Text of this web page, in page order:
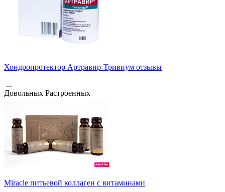
Хондропротектор Артравир-Тривиум отзывы
...
Довольных Растроенных
Miracle питьевой коллаген с витаминами